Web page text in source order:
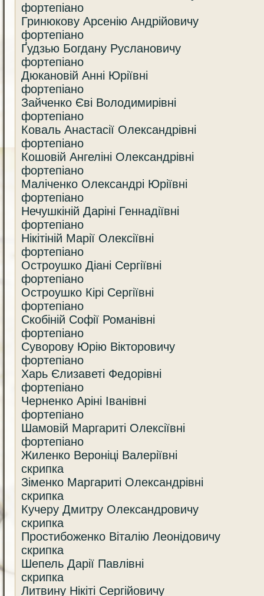
фортепіано
Гринюкову Арсенію Андрійовичу
фортепіано
Ґудзью Богдану Руслановичу
фортепіано
Дюкановій Анні Юріївні
фортепіано
Зайченко Єві Володимирівні
фортепіано
Коваль Анастасії Олександрівні
фортепіано
Кошовій Ангеліні Олександрівні
фортепіано
Маліченко Олександрі Юріївні
фортепіано
Нечушкіній Даріні Геннадіївні
фортепіано
Нікітіній Марії Олексіївні
фортепіано
Остроушко Діані Сергіївні
фортепіано
Остроушко Кірі Сергіївні
фортепіано
Скобіній Софії Романівні
фортепіано
Суворову Юрію Вікторовичу
фортепіано
Харь Єлизаветі Федорівні
фортепіано
Черненко Аріні Іванівні
фортепіано
Шамовій Маргариті Олексіївні
фортепіано
Жиленко Вероніці Валеріївні
скрипка
Зіменко Маргариті Олександрівні
скрипка
Кучеру Дмитру Олександровичу
скрипка
Простибоженко Віталію Леонідовичу
скрипка
Шепель Дарії Павлівні
скрипка
Литвину Нікіті Сергійовичу